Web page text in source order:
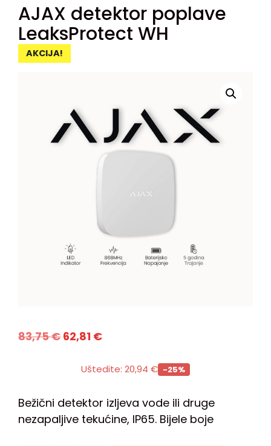
AJAX detektor poplave
LeaksProtect WH
AKCIJA!
83,75€ 62,81 €
Uštedite: 20,94 € -25%
Bežični detektor izljeva vode ili druge
nezapaljive tekućine, IP65. Bijele boje